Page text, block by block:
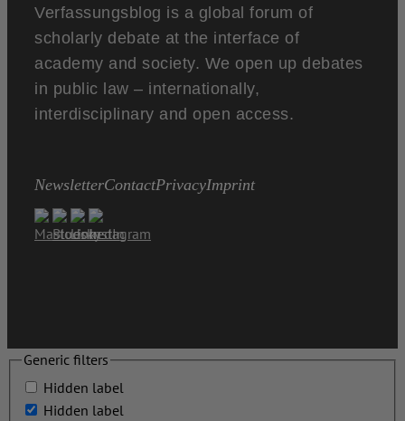
Verfassungsblog is a global forum of
scholarly debate at the interface of
academy and society. We open up debates
in public law – internationally,
interdisciplinary and open access.
NewsletterContactPrivacyImprint
Generic filters
Hidden label
Hidden label